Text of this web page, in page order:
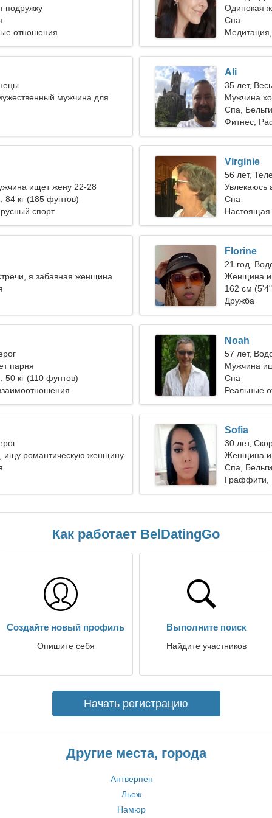
подружку
отношения
Одинокая
Спа
мужчина для
Ali
35 лет,
Мужчина
Спа,
Фитнес,
ищет жену 22-28
84 кг (185 фунтов)
спорт
Virginie
56 лет,
Увлекаюсь
Спа
я забавная женщина
Florine
21 год,
Женщина
162 см
Дружба
парня
50 кг (110 фунтов)
Noah
57 лет,
Мужчина
Спа
Реальные
ищу романтическую женщину
Sofia
30 лет,
Женщина
Спа,
Граффити,
Как работает BelDatingGo
Создайте новый профиль
Опишите себя
Выполните поиск
Найдите участников
Начать регистрацию
Другие места, города
Антверпен
Льеж
Намюр